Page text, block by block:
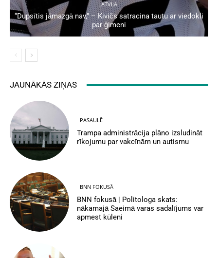
LATVIJA
“Dupsītis jāmazgā nav,” – Kivičs satracina tautu ar viedokli
par ģimeni
JAUNĀKĀS ZIŅAS
PASAULĒ
Trampa administrācija plāno izsludināt
rīkojumu par vakcīnām un autismu
BNN FOKUSĀ
BNN fokusā | Politologa skats:
nākamajā Saeimā varas sadalījums var
apmest kūleni